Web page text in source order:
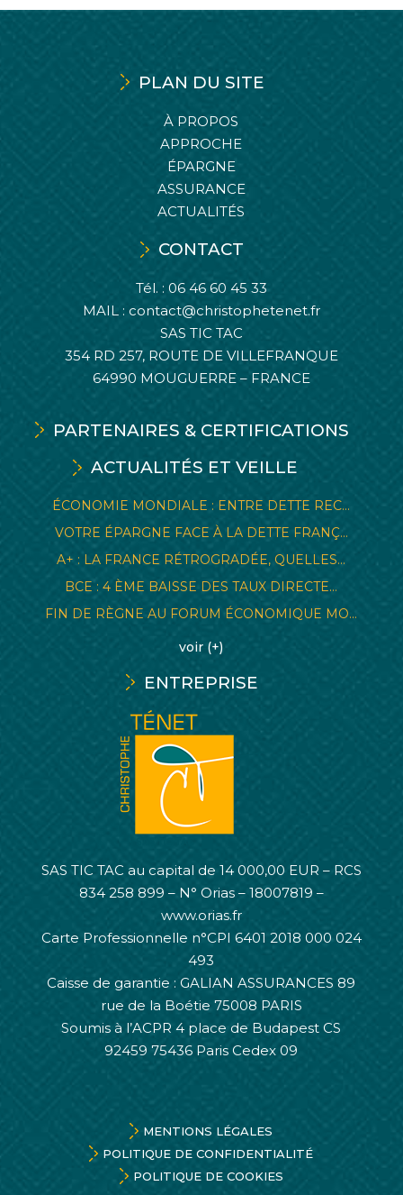
PLAN DU SITE
À PROPOS
APPROCHE
ÉPARGNE
ASSURANCE
ACTUALITÉS
CONTACT
Tél. : 06 46 60 45 33
MAIL : contact@christophetenet.fr
SAS TIC TAC
354 RD 257, ROUTE DE VILLEFRANQUE
64990 MOUGUERRE – FRANCE
PARTENAIRES & CERTIFICATIONS
ACTUALITÉS ET VEILLE
ÉCONOMIE MONDIALE : ENTRE DETTE REC...
VOTRE ÉPARGNE FACE À LA DETTE FRANÇ...
A+ : LA FRANCE RÉTROGRADÉE, QUELLES...
BCE : 4 ÈME BAISSE DES TAUX DIRECTE...
FIN DE RÈGNE AU FORUM ÉCONOMIQUE MO...
voir (+)
ENTREPRISE
SAS TIC TAC au capital de 14 000,00 EUR – RCS
834 258 899 – N° Orias – 18007819 –
www.orias.fr
Carte Professionnelle n°CPI 6401 2018 000 024
493
Caisse de garantie : GALIAN ASSURANCES 89
rue de la Boétie 75008 PARIS
Soumis à l’ACPR 4 place de Budapest CS
92459 75436 Paris Cedex 09
MENTIONS LÉGALES
POLITIQUE DE CONFIDENTIALITÉ
POLITIQUE DE COOKIES